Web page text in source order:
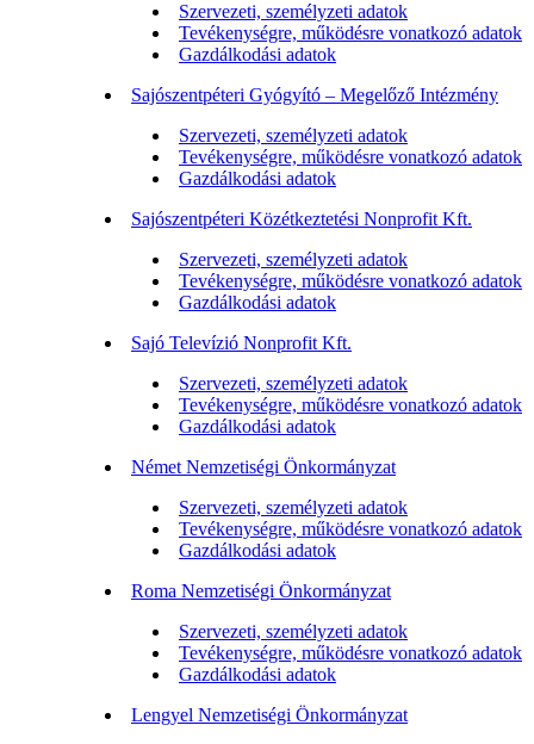
Szervezeti, személyzeti adatok
Tevékenységre, működésre vonatkozó adatok
Gazdálkodási adatok
Sajószentpéteri Gyógyító – Megelőző Intézmény
Szervezeti, személyzeti adatok
Tevékenységre, működésre vonatkozó adatok
Gazdálkodási adatok
Sajószentpéteri Közétkeztetési Nonprofit Kft.
Szervezeti, személyzeti adatok
Tevékenységre, működésre vonatkozó adatok
Gazdálkodási adatok
Sajó Televízió Nonprofit Kft.
Szervezeti, személyzeti adatok
Tevékenységre, működésre vonatkozó adatok
Gazdálkodási adatok
Német Nemzetiségi Önkormányzat
Szervezeti, személyzeti adatok
Tevékenységre, működésre vonatkozó adatok
Gazdálkodási adatok
Roma Nemzetiségi Önkormányzat
Szervezeti, személyzeti adatok
Tevékenységre, működésre vonatkozó adatok
Gazdálkodási adatok
Lengyel Nemzetiségi Önkormányzat